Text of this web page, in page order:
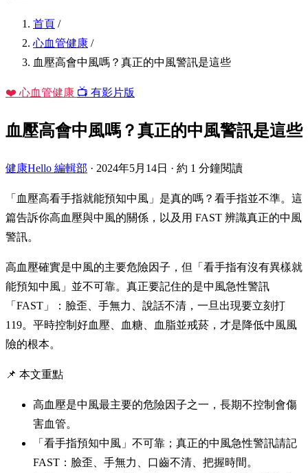
首頁 /
心血管健康 /
血壓高會中風嗎？真正的中風警訊是這些
❤️ 心血管健康 📺 有影片版
血壓高會中風嗎？真正的中風警訊是這些
健康Hello 編輯部 · 2024年5月14日 · 約 1 分鐘閱讀
「血壓高看手指就能預知中風」是真的嗎？看手指並不準。這
篇告訴你高血壓與中風的關係，以及用 FAST 辨識真正的中風
警訊。
高血壓確實是中風的主要危險因子，但「看手指有沒有異樣就
能預知中風」並不可靠。真正要記住的是中風急性警訊
「FAST」：臉歪、手無力、說話不清，一旦出現要立刻打
119。平時控制好血壓、血糖、血脂並戒菸，才是降低中風風
險的根本。
📌 本文重點
高血壓是中風最主要的危險因子之一，長期不控制會傷
害血管。
「看手指預知中風」不可靠；真正的中風急性警訊請記
FAST：臉歪、手無力、口齒不清、把握時間。